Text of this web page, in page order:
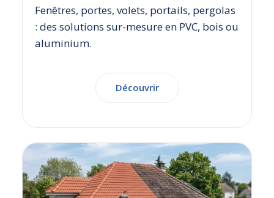
Fenêtres, portes, volets, portails, pergolas
: des solutions sur-mesure en PVC, bois ou
aluminium.
Découvrir